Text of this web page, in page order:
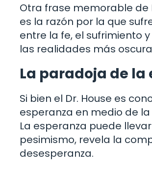
Otra frase memorable de
es la razón por la que
entre la fe, el sufrimiento
las realidades más
La paradoja de la
Si bien el Dr. House es
esperanza en medio de
La esperanza puede
pesimismo, revela la
desesperanza.